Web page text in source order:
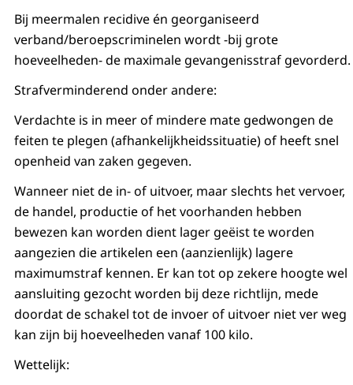
Bij meermalen recidive én georganiseerd
verband/beroepscriminelen wordt -bij grote
hoeveelheden- de maximale gevangenisstraf gevorderd.
Strafverminderend onder andere:
Verdachte is in meer of mindere mate gedwongen de
feiten te plegen (afhankelijkheidssituatie) of heeft snel
openheid van zaken gegeven.
Wanneer niet de in- of uitvoer, maar slechts het vervoer,
de handel, productie of het voorhanden hebben
bewezen kan worden dient lager geëist te worden
aangezien die artikelen een (aanzienlijk) lagere
maximumstraf kennen. Er kan tot op zekere hoogte wel
aansluiting gezocht worden bij deze richtlijn, mede
doordat de schakel tot de invoer of uitvoer niet ver weg
kan zijn bij hoeveelheden vanaf 100 kilo.
Wettelijk: